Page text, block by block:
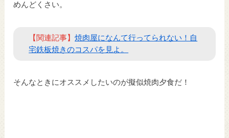
めんどくさい。
【関連記事】焼肉屋になんて行ってられない！自
宅鉄板焼きのコスパを見よ。
そんなときにオススメしたいのが擬似焼肉夕食だ！